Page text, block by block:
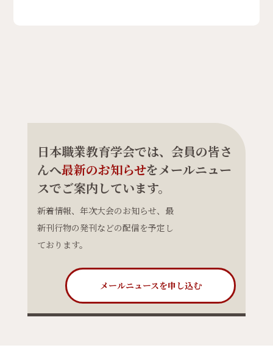
日本職業教育学会では、会員の皆さ
んへ最新のお知らせをメールニュー
スでご案内しています。
新着情報、年次大会のお知らせ、最
新刊行物の発刊などの配信を予定し
ております。
メールニュースを申し込む